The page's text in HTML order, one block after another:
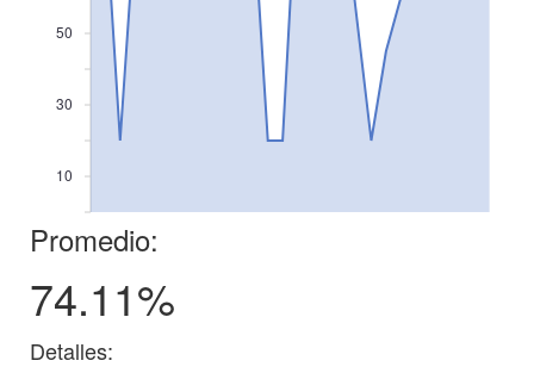
10
30
50
Promedio:
74.11%
Detalles: